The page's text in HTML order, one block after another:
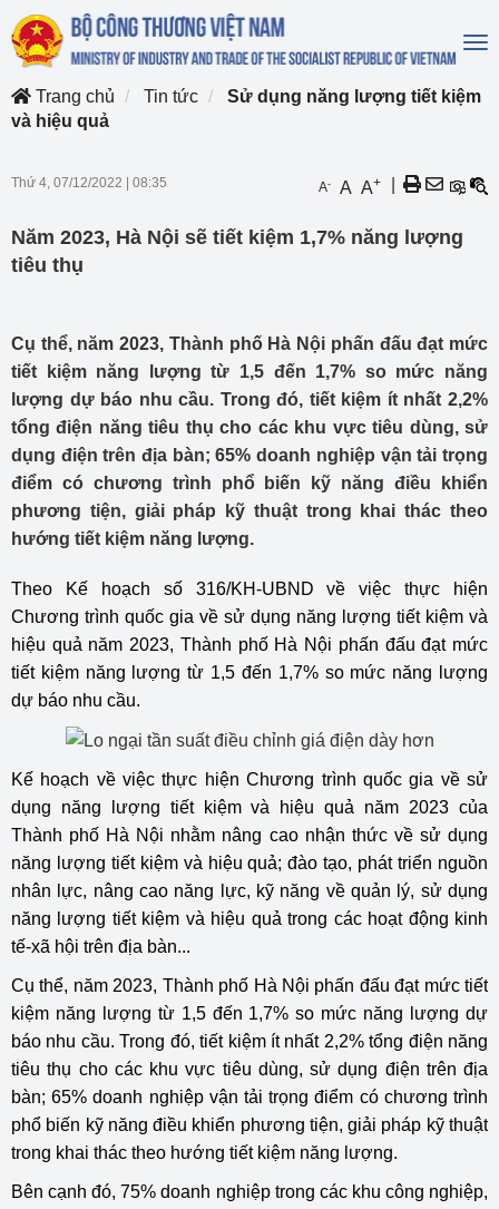
Trang chủ
Tin tức
Sử dụng năng lượng tiết kiệm
và hiệu quả
Thứ 4, 07/12/2022 08:35 A- A A+
Năm 2023, Hà Nội sẽ tiết kiệm 1,7% năng lượng
tiêu thụ
Cụ thể, năm 2023, Thành phố Hà Nội phấn đấu đạt mức
tiết kiệm năng lượng từ 1,5 đến 1,7% so mức năng
lượng dự báo nhu cầu. Trong đó, tiết kiệm ít nhất 2,2%
tổng điện năng tiêu thụ cho các khu vực tiêu dùng, sử
dụng điện trên địa bàn; 65% doanh nghiệp vận tải trọng
điểm có chương trình phổ biến kỹ năng điều khiển
phương tiện, giải pháp kỹ thuật trong khai thác theo
hướng tiết kiệm năng lượng.
Theo Kế hoạch số 316/KH-UBND về việc thực hiện
Chương trình quốc gia về sử dụng năng lượng tiết kiệm và
hiệu quả năm 2023, Thành phố Hà Nội phấn đấu đạt mức
tiết kiệm năng lượng từ 1,5 đến 1,7% so mức năng lượng
dự báo nhu cầu.
Kế hoạch về việc thực hiện Chương trình quốc gia về sử
dụng năng lượng tiết kiệm và hiệu quả năm 2023 của
Thành phố Hà Nội nhằm nâng cao nhận thức về sử dụng
năng lượng tiết kiệm và hiệu quả; đào tạo, phát triển nguồn
nhân lực, nâng cao năng lực, kỹ năng về quản lý, sử dụng
năng lượng tiết kiệm và hiệu quả trong các hoạt động kinh
tế-xã hội trên địa bàn...
Cụ thể, năm 2023, Thành phố Hà Nội phấn đấu đạt mức tiết
kiệm năng lượng từ 1,5 đến 1,7% so mức năng lượng dự
báo nhu cầu. Trong đó, tiết kiệm ít nhất 2,2% tổng điện năng
tiêu thụ cho các khu vực tiêu dùng, sử dụng điện trên địa
bàn; 65% doanh nghiệp vận tải trọng điểm có chương trình
phổ biến kỹ năng điều khiển phương tiện, giải pháp kỹ thuật
trong khai thác theo hướng tiết kiệm năng lượng.
Bên cạnh đó, 75% doanh nghiệp trong các khu công nghiệp,